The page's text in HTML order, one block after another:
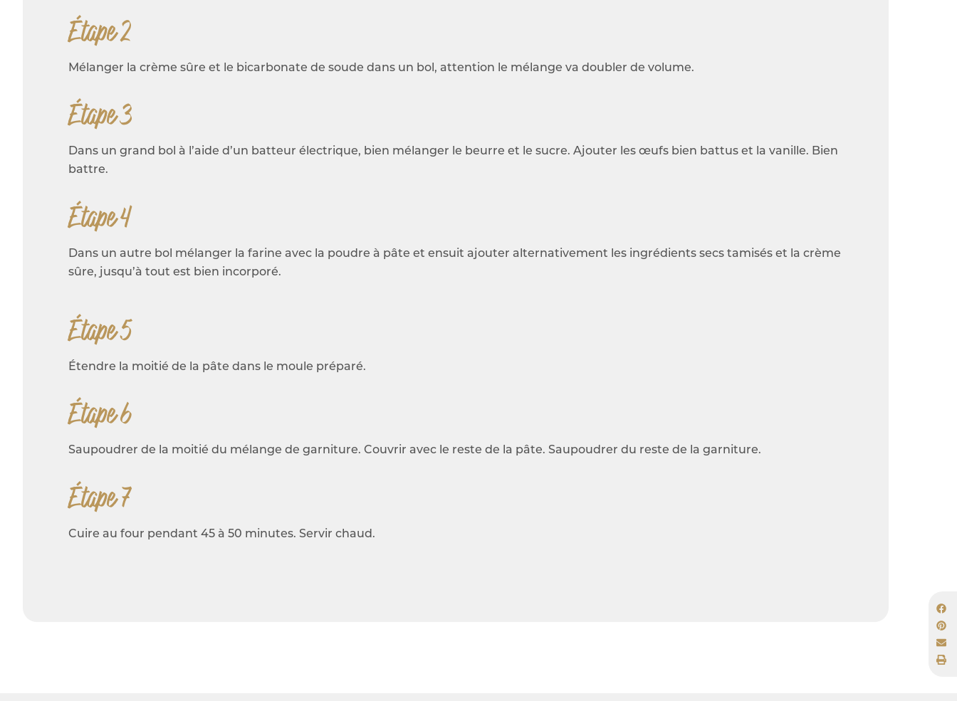
Étape 2
Mélanger la crème sûre et le bicarbonate de soude dans un bol, attention le mélange va doubler de volume.
Étape 3
Dans un grand bol à l’aide d’un batteur électrique, bien mélanger le beurre et le sucre. Ajouter les œufs bien battus et la vanille. Bien
battre.
Étape 4
Dans un autre bol mélanger la farine avec la poudre à pâte et ensuit ajouter alternativement les ingrédients secs tamisés et la crème
sûre, jusqu’à tout est bien incorporé.
Étape 5
Étendre la moitié de la pâte dans le moule préparé.
Étape 6
Saupoudrer de la moitié du mélange de garniture. Couvrir avec le reste de la pâte. Saupoudrer du reste de la garniture.
Étape 7
Cuire au four pendant 45 à 50 minutes. Servir chaud.